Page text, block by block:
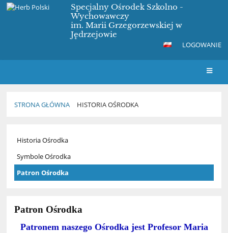
Specjalny Ośrodek Szkolno -
Wychowawczy
im. Marii Grzegorzewskiej w
Jędrzejowie
LOGOWANIE
STRONA GŁÓWNA HISTORIA OŚRODKA
Ośrodka
Historia Ośrodka
Symbole Ośrodka
Patron Ośrodka
Patron Ośrodka
Patronem naszego Ośrodka jest Profesor Maria